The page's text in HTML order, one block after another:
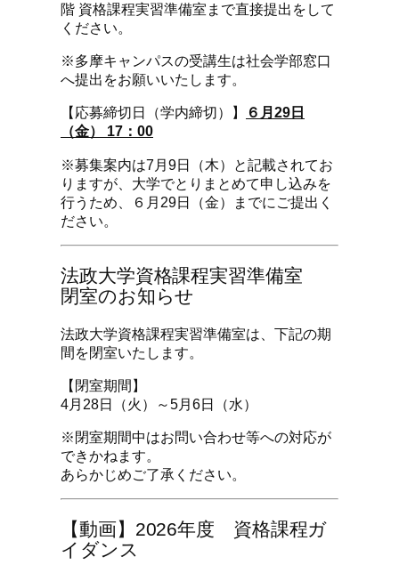
階 資格課程実習準備室まで直接提出をして
ください。
※多摩キャンパスの受講生は社会学部窓口
へ提出をお願いいたします。
【応募締切日（学内締切）】
６月29日
（金） 17：00
※募集案内は7月9日（木）と記載されてお
りますが、大学でとりまとめて申し込みを
行うため、６月29日（金）までにご提出く
ださい。
法政大学資格課程実習準備室
閉室のお知らせ
法政大学資格課程実習準備室は、下記の期
間を閉室いたします。
【閉室期間】
4月28日（火）～5月6日（水）
※閉室期間中はお問い合わせ等への対応が
できかねます。
あらかじめご了承ください。
【動画】2026年度 資格課程ガ
イダンス